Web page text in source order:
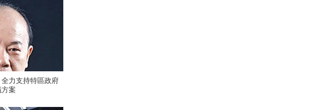
全力支持特區政府
案